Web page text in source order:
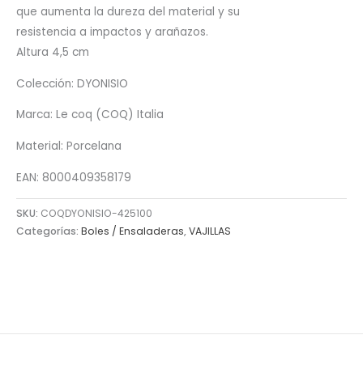
que aumenta la dureza del material y su
resistencia a impactos y arañazos.
Altura 4,5 cm
Colección: DYONISIO
Marca: Le coq (COQ) Italia
Material: Porcelana
EAN: 8000409358179
SKU: COQDYONISIO-425100
Categorías: Boles / Ensaladeras,VAJILLAS